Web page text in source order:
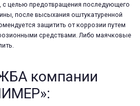
с целью предотвращения последующего
после высыхания оштукатуренной
защитить от коррозии путем
средствами. Либо маячковые
компании